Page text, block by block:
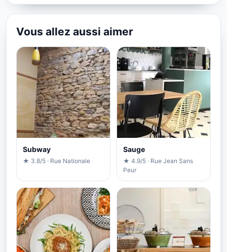
Vous allez aussi aimer
Subway
★ 3.8/5 · Rue Nationale
Sauge
★ 4.9/5 · Rue Jean Sans
Peur